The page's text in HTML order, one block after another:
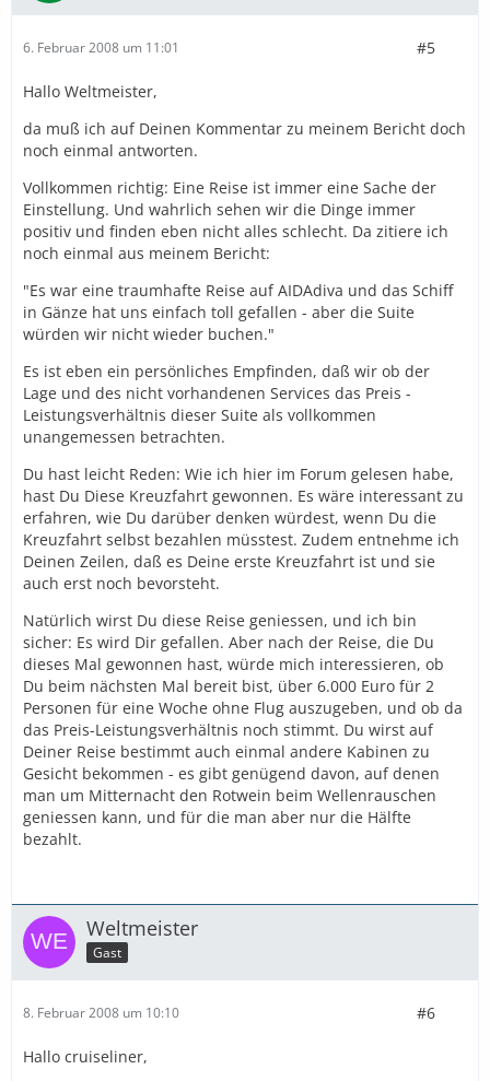
6. Februar 2008 um 11:01 #5
Hallo Weltmeister,
da muß ich auf Deinen Kommentar zu meinem Bericht doch
noch einmal antworten.
Vollkommen richtig: Eine Reise ist immer eine Sache der
Einstellung. Und wahrlich sehen wir die Dinge immer
positiv und finden eben nicht alles schlecht. Da zitiere ich
noch einmal aus meinem Bericht:
"Es war eine traumhafte Reise auf AIDAdiva und das Schiff
in Gänze hat uns einfach toll gefallen - aber die Suite
würden wir nicht wieder buchen."
Es ist eben ein persönliches Empfinden, daß wir ob der
Lage und des nicht vorhandenen Services das Preis -
Leistungsverhältnis dieser Suite als vollkommen
unangemessen betrachten.
Du hast leicht Reden: Wie ich hier im Forum gelesen habe,
hast Du Diese Kreuzfahrt gewonnen. Es wäre interessant zu
erfahren, wie Du darüber denken würdest, wenn Du die
Kreuzfahrt selbst bezahlen müsstest. Zudem entnehme ich
Deinen Zeilen, daß es Deine erste Kreuzfahrt ist und sie
auch erst noch bevorsteht.
Natürlich wirst Du diese Reise geniessen, und ich bin
sicher: Es wird Dir gefallen. Aber nach der Reise, die Du
dieses Mal gewonnen hast, würde mich interessieren, ob
Du beim nächsten Mal bereit bist, über 6.000 Euro für 2
Personen für eine Woche ohne Flug auszugeben, und ob da
das Preis-Leistungsverhältnis noch stimmt. Du wirst auf
Deiner Reise bestimmt auch einmal andere Kabinen zu
Gesicht bekommen - es gibt genügend davon, auf denen
man um Mitternacht den Rotwein beim Wellenrauschen
geniessen kann, und für die man aber nur die Hälfte
bezahlt.
Weltmeister
Gast
8. Februar 2008 um 10:10 #6
Hallo cruiseliner,